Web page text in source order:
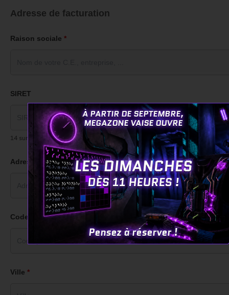
Adresse de facturation
Raison sociale *
SIRET
14 sur 14 Caractère(s) restant(s)
Adresse
Code postal*
Ville *
À PARTIR DE SEPTEMBRE,
MEGAZONE VAISE OUVRE
LES DIMANCHES
DÈS 11 HEURES !
Pensez à réserver !